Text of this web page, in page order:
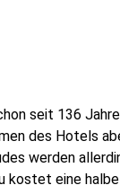
seit 136
des Hotels
werden
kostet eine